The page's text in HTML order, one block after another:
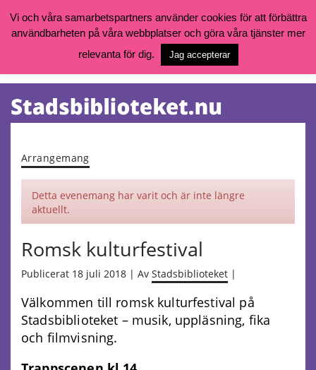
Vill du söka böcker, logga in på ditt bibliotekskonto eller nå övriga
goteborg.se/bibliotek
Öppettider, katalog och kontakt
Tjänster
Arrangemang
Detta evenemang har varit och är inte längre
aktuellt.
Romsk kulturfestival
Publicerat 18 juli 2018 | Av Stadsbiblioteket |
Välkommen till romsk kulturfestival på
Stadsbiblioteket – musik, uppläsning, fika
och filmvisning.
Vi och våra samarbetspartners använder cookies för att förbättra
användbarheten på våra webbplatser och göra våra tjänster mer
relevanta för dig.
Jag accepterar